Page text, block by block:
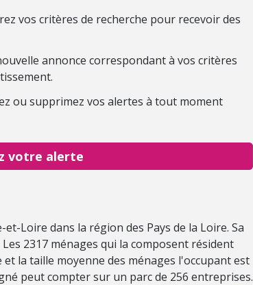
vos critères de recherche pour recevoir des
annonce correspondant à vos critères
ou supprimez vos alertes à tout moment
votre alerte
Loire dans la région des Pays de la Loire. Sa
2317 ménages qui la composent résident
la taille moyenne des ménages l'occupant est
peut compter sur un parc de 256 entreprises.